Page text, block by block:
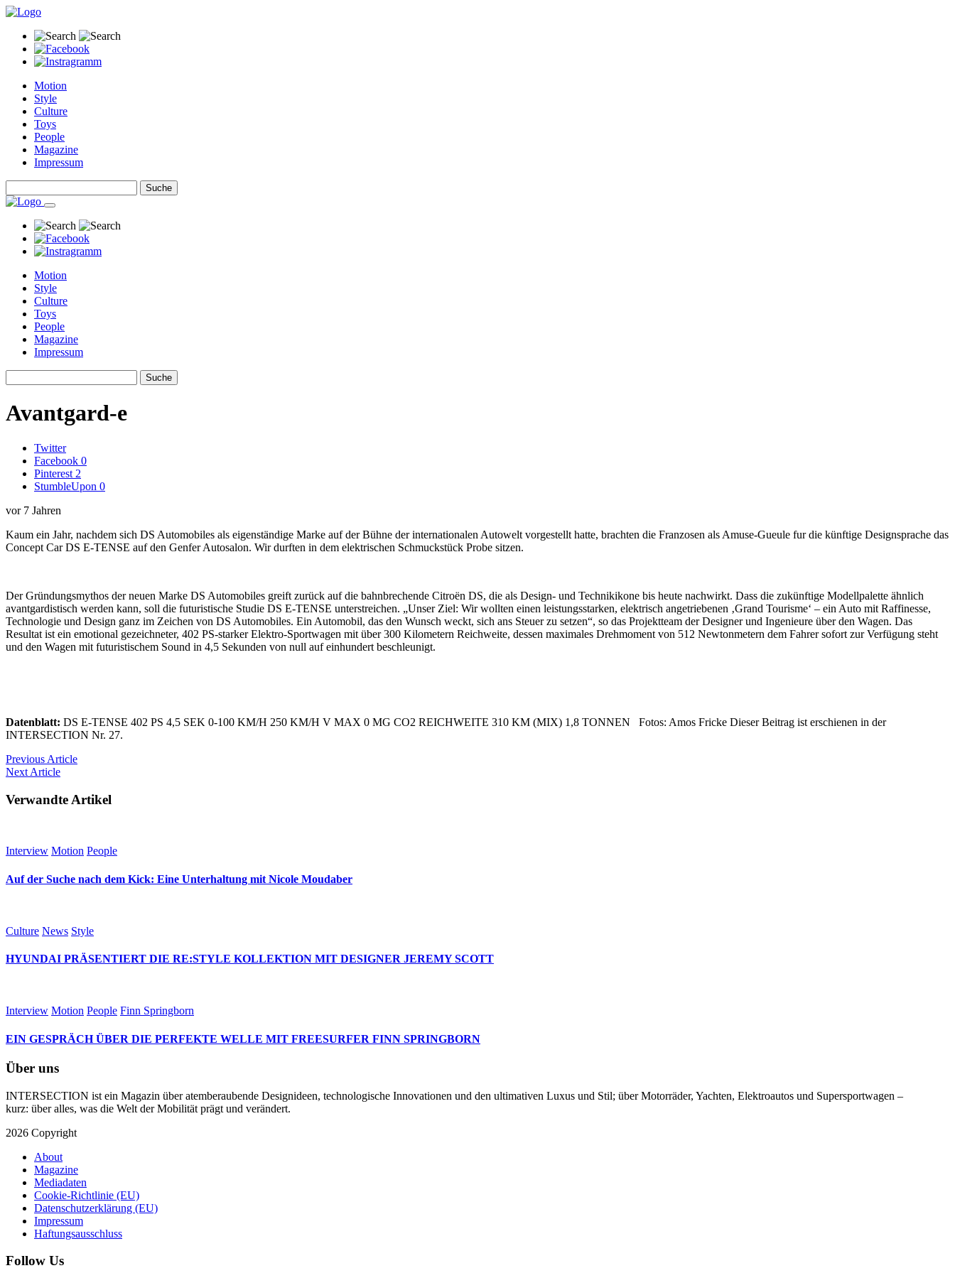
Motion
Style
Culture
Toys
People
Magazine
Impressum
Motion
Style
Culture
Toys
People
Magazine
Impressum
Avantgard-e
Twitter
Facebook 0
Pinterest 2
StumbleUpon 0
vor 7 Jahren
Kaum ein Jahr, nachdem sich DS Automobiles als eigenständige Marke auf der Bühne der internationalen Autowelt vorgestellt hatte, brachten die Franzosen als Amuse-Gueule fur die künftige Designsprache das
Concept Car DS E-TENSE auf den Genfer Autosalon. Wir durften in dem elektrischen Schmuckstück Probe sitzen.
Der Gründungsmythos der neuen Marke DS Automobiles greift zurück auf die bahnbrechende Citroën DS, die als Design- und Technikikone bis heute nachwirkt. Dass die zukünftige Modellpalette ähnlich
avantgardistisch werden kann, soll die futuristische Studie DS E-TENSE unterstreichen. „Unser Ziel: Wir wollten einen leistungsstarken, elektrisch angetriebenen ‚Grand Tourisme‘ – ein Auto mit Raffinesse,
Technologie und Design ganz im Zeichen von DS Automobiles. Ein Automobil, das den Wunsch weckt, sich ans Steuer zu setzen“, so das Projektteam der Designer und Ingenieure über den Wagen. Das
Resultat ist ein emotional gezeichneter, 402 PS-starker Elektro-Sportwagen mit über 300 Kilometern Reichweite, dessen maximales Drehmoment von 512 Newtonmetern dem Fahrer sofort zur Verfügung steht
und den Wagen mit futuristischem Sound in 4,5 Sekunden von null auf einhundert beschleunigt.
Datenblatt: DS E-TENSE 402 PS 4,5 SEK 0-100 KM/H 250 KM/H V MAX 0 MG CO2 REICHWEITE 310 KM (MIX) 1,8 TONNEN Fotos: Amos Fricke Dieser Beitrag ist erschienen in der
INTERSECTION Nr. 27.
Previous Article
Next Article
Verwandte Artikel
Interview Motion People
Auf der Suche nach dem Kick: Eine Unterhaltung mit Nicole Moudaber
Culture News Style
HYUNDAI PRÄSENTIERT DIE RE:STYLE KOLLEKTION MIT DESIGNER JEREMY SCOTT
Interview Motion People Finn Springborn
EIN GESPRÄCH ÜBER DIE PERFEKTE WELLE MIT FREESURFER FINN SPRINGBORN
Über uns
INTERSECTION ist ein Magazin über atemberaubende Designideen, technologische Innovationen und den ultimativen Luxus und Stil; über Motorräder, Yachten, Elektroautos und Supersportwagen –
kurz: über alles, was die Welt der Mobilität prägt und verändert.
2026 Copyright
About
Magazine
Mediadaten
Cookie-Richtlinie (EU)
Datenschutzerklärung (EU)
Impressum
Haftungsausschluss
Follow Us